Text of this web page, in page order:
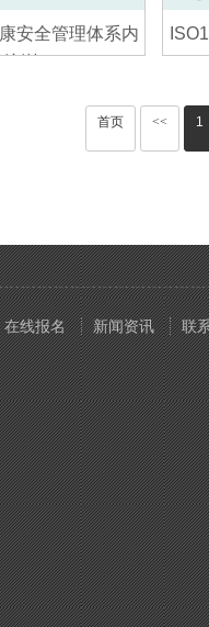
安全管理体系内
训
首页 << 1
在线报名 新闻资讯 联